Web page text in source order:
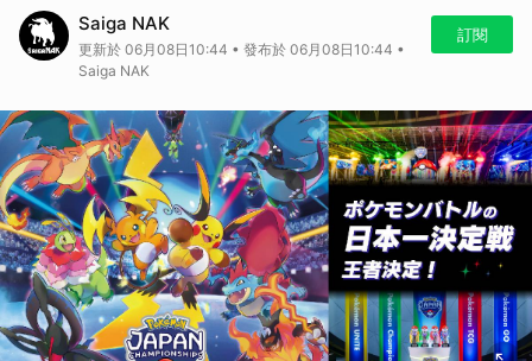
Saiga NAK
更新於 06月08日10:44 • 發布於 06月08日10:44 •
Saiga NAK
訂閱